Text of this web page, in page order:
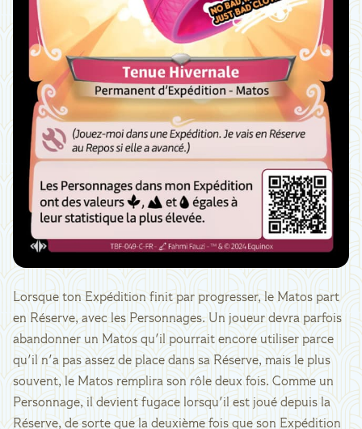
Lorsque ton Expédition finit par progresser, le Matos part
en Réserve, avec les Personnages. Un joueur devra parfois
abandonner un Matos qu'il pourrait encore utiliser parce
qu'il n'a pas assez de place dans sa Réserve, mais le plus
souvent, le Matos remplira son rôle deux fois. Comme un
Personnage, il devient fugace lorsqu'il est joué depuis la
Réserve, de sorte que la deuxième fois que son Expédition